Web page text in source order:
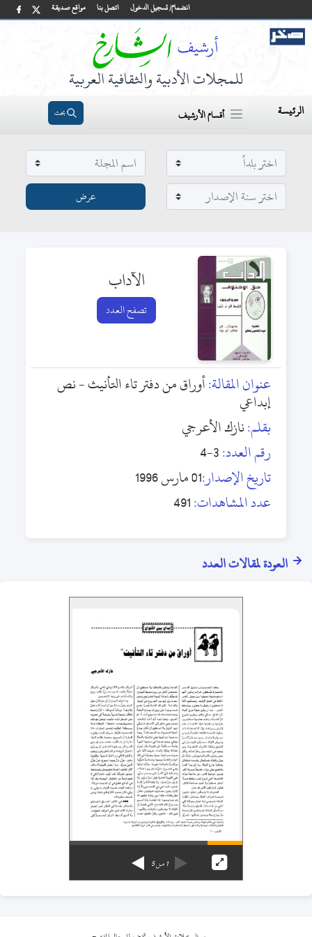
مواقع صديقة اتصل بنا انضمام/ تسجيل الدخول
للمجلات الأدبية والثقافية العربية
الرئيسة أقسام الأرشيف بحث
الآداب
تصفح العدد
عنوان المقالة:أوراق من دفتر تاء التأنيث - نص
إبداعي
بقلم:نازك الأعرجي
رقم العدد:3-4
تاريخ الإصدار:01 مارس 1996
عدد المشاهدات:491
العودة لمقالات العدد
1من5